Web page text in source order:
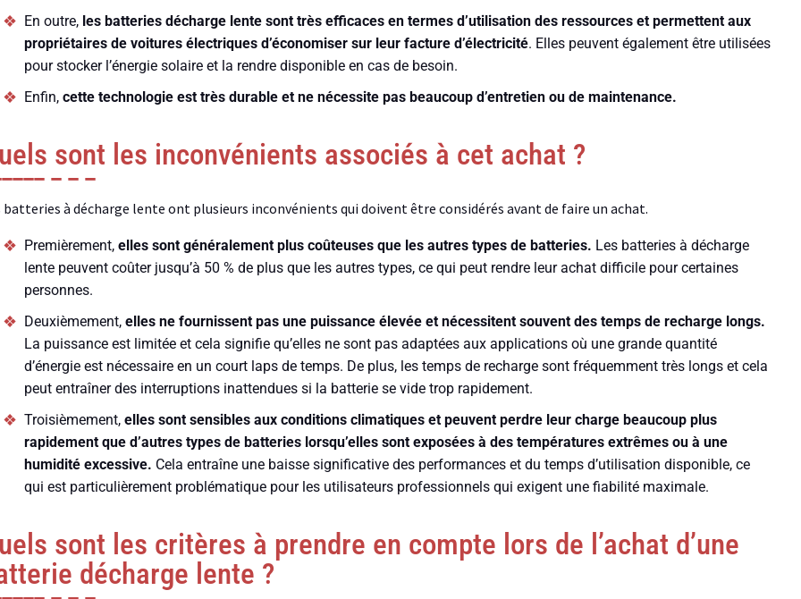
En outre, les batteries décharge lente sont très efficaces en termes d’utilisation des ressources et permettent aux
propriétaires de voitures électriques d’économiser sur leur facture d’électricité. Elles peuvent également être utilisées
pour stocker l’énergie solaire et la rendre disponible en cas de besoin.
Enfin, cette technologie est très durable et ne nécessite pas beaucoup d’entretien ou de maintenance.
sont les inconvénients associés à cet achat ?
batteries à décharge lente ont plusieurs inconvénients qui doivent être considérés avant de faire un achat.
Premièrement, elles sont généralement plus coûteuses que les autres types de batteries. Les batteries à décharge
lente peuvent coûter jusqu’à 50 % de plus que les autres types, ce qui peut rendre leur achat difficile pour certaines
personnes.
Deuxièmement,elles ne fournissent pas une puissance élevée et nécessitent souvent des temps de recharge longs.
La puissance est limitée et cela signifie qu’elles ne sont pas adaptées aux applications où une grande quantité
d’énergie est nécessaire en un court laps de temps. De plus, les temps de recharge sont fréquemment très longs et cela
peut entraîner des interruptions inattendues si la batterie se vide trop rapidement.
Troisièmement,elles sont sensibles aux conditions climatiques et peuvent perdre leur charge beaucoup plus
rapidement que d’autres types de batteries lorsqu’elles sont exposées à des températures extrêmes ou à une
humidité excessive. Cela entraîne une baisse significative des performances et du temps d’utilisation disponible, ce
qui est particulièrement problématique pour les utilisateurs professionnels qui exigent une fiabilité maximale.
sont les critères à prendre en compte lors de l’achat d’une
décharge lente ?